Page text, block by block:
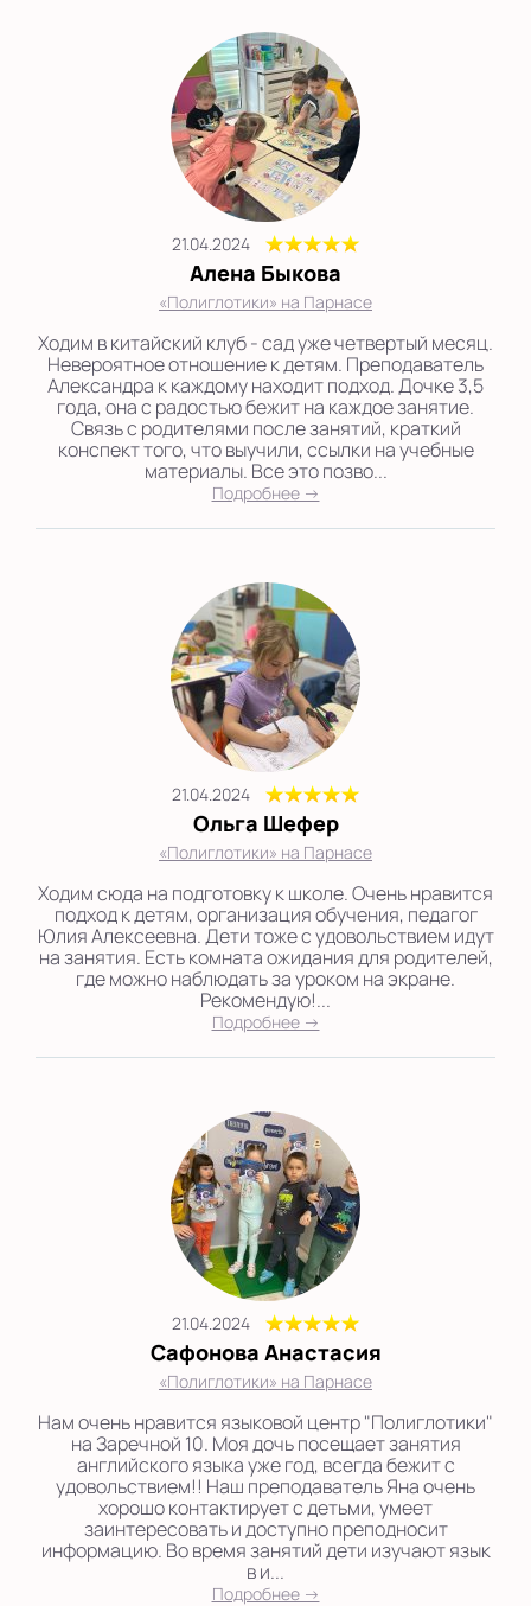
21.04.2024
Алена Быкова
«Полиглотики» на Парнасе
Ходим в китайский клуб - сад уже четвертый месяц.
Невероятное отношение к детям. Преподаватель
Александра к каждому находит подход. Дочке 3,5
года, она с радостью бежит на каждое занятие.
Связь с родителями после занятий, краткий
конспект того, что выучили, ссылки на учебные
материалы. Все это позво...
Подробнее →
21.04.2024
Ольга Шефер
«Полиглотики» на Парнасе
Ходим сюда на подготовку к школе. Очень нравится
подход к детям, организация обучения, педагог
Юлия Алексеевна. Дети тоже с удовольствием идут
на занятия. Есть комната ожидания для родителей,
где можно наблюдать за уроком на экране.
Рекомендую!...
Подробнее →
21.04.2024
Сафонова Анастасия
«Полиглотики» на Парнасе
Нам очень нравится языковой центр "Полиглотики"
на Заречной 10. Моя дочь посещает занятия
английского языка уже год, всегда бежит с
удовольствием!! Наш преподаватель Яна очень
хорошо контактирует с детьми, умеет
заинтересовать и доступно преподносит
информацию. Во время занятий дети изучают язык
в и...
Подробнее →